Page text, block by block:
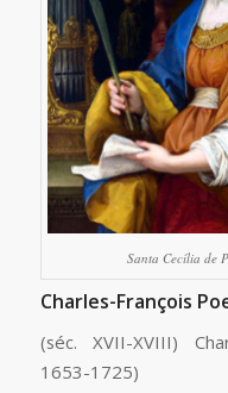
Santa Cecília de
Charles-François
(séc. XVII-XVIII)
1653-1725)